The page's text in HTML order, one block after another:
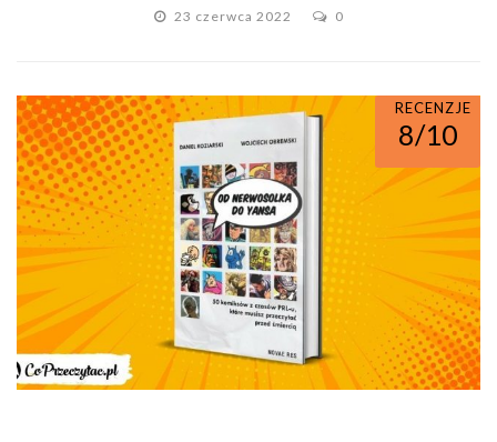
23 czerwca 2022
0
RECENZJE
8/10